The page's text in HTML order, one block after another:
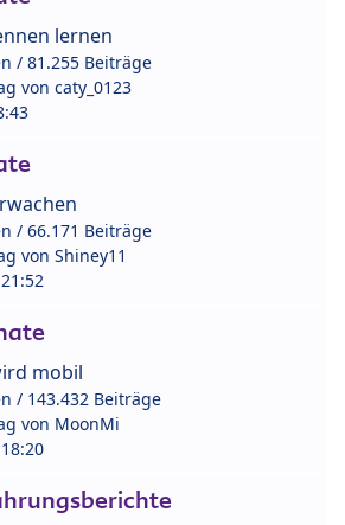
lernen
/ 81.255 Beiträge
von caty_0123
/ 66.171 Beiträge
von Shiney11
mobil
/ 143.432 Beiträge
von MoonMi